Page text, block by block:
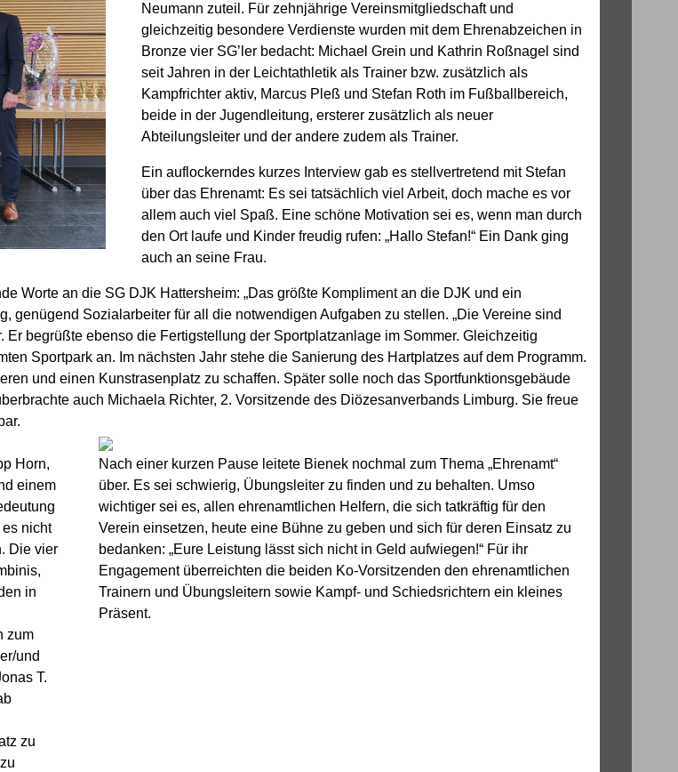
Neumann zuteil. Für zehnjährige Vereinsmitgliedschaft und
gleichzeitig besondere Verdienste wurden mit dem Ehrenabzeichen in
Bronze vier SG’ler bedacht: Michael Grein und Kathrin Roßnagel sind
seit Jahren in der Leichtathletik als Trainer bzw. zusätzlich als
Kampfrichter aktiv, Marcus Pleß und Stefan Roth im Fußballbereich,
beide in der Jugendleitung, ersterer zusätzlich als neuer
Abteilungsleiter und der andere zudem als Trainer.
Ein auflockerndes kurzes Interview gab es stellvertretend mit Stefan
über das Ehrenamt: Es sei tatsächlich viel Arbeit, doch mache es vor
allem auch viel Spaß. Eine schöne Motivation sei es, wenn man durch
den Ort laufe und Kinder freudig rufen: „Hallo Stefan!“ Ein Dank ging
auch an seine Frau.
Worte an die SG DJK Hattersheim: „Das größte Kompliment an die DJK und ein
genügend Sozialarbeiter für all die notwendigen Aufgaben zu stellen. „Die Vereine sind
begrüßte ebenso die Fertigstellung der Sportplatzanlage im Sommer. Gleichzeitig
Sportpark an. Im nächsten Jahr stehe die Sanierung des Hartplatzes auf dem Programm.
und einen Kunstrasenplatz zu schaffen. Später solle noch das Sportfunktionsgebäude
auch Michaela Richter, 2. Vorsitzende des Diözesanverbands Limburg. Sie freue
Horn,
einem
nicht
Die vier
in
zum
und
T.
zu
Nach einer kurzen Pause leitete Bienek nochmal zum Thema „Ehrenamt“
über. Es sei schwierig, Übungsleiter zu finden und zu behalten. Umso
wichtiger sei es, allen ehrenamtlichen Helfern, die sich tatkräftig für den
Verein einsetzen, heute eine Bühne zu geben und sich für deren Einsatz zu
bedanken: „Eure Leistung lässt sich nicht in Geld aufwiegen!“ Für ihr
Engagement überreichten die beiden Ko-Vorsitzenden den ehrenamtlichen
Trainern und Übungsleitern sowie Kampf- und Schiedsrichtern ein kleines
Präsent.